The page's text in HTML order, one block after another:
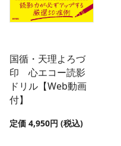
国循・天理よろづ
印 心エコー読影
ドリル【Web動画
付】
定価 4,950円 (税込)